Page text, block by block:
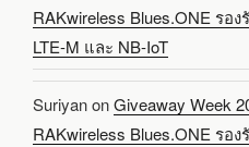
RAKwireless Blues.ONE รอ
LTE-M และ NB-IoT
SuriyanonGiveaway Week
RAKwireless Blues.ONE รอ